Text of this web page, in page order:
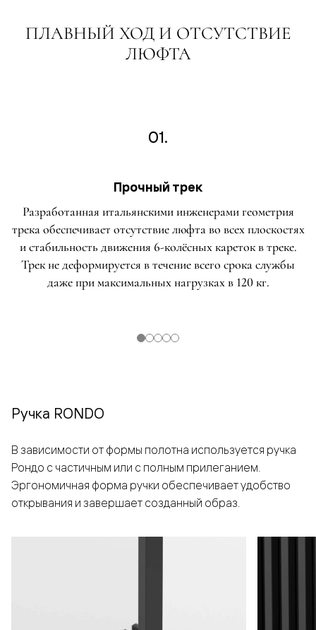
ПЛАВНЫЙ ХОД И ОТСУТСТВИЕ
ЛЮФТА
01.
Прочный трек
Разработанная итальянскими инженерами геометрия
трека обеспечивает отсутствие люфта во всех плоскостях
и стабильность движения 6-колёсных кареток в треке.
Трек не деформируется в течение всего срока службы
даже при максимальных нагрузках в 120 кг.
Ручка RONDO
В зависимости от формы полотна используется ручка
Рондо с частичным или с полным прилеганием.
Эргономичная форма ручки обеспечивает удобство
открывания и завершает созданный образ.